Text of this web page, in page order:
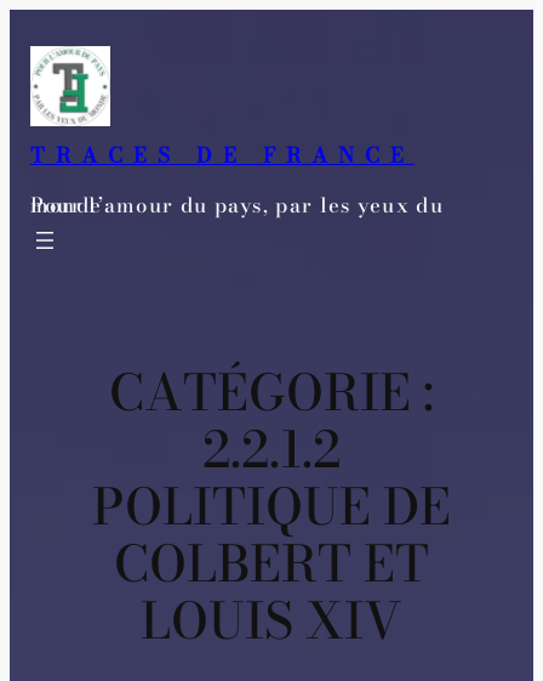
contenu
TRACES DE FRANCE
Pour l’amour du pays, par les yeux du monde
CATÉGORIE :
2.2.1.2
POLITIQUE DE
COLBERT ET
LOUIS XIV